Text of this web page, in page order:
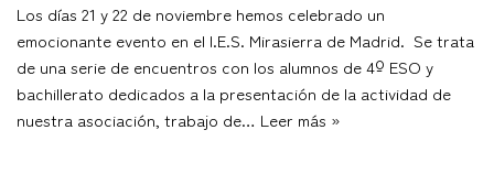
Los días 21 y 22 de noviembre hemos celebrado un
emocionante evento en el I.E.S. Mirasierra de Madrid. Se trata
de una serie de encuentros con los alumnos de 4º ESO y
bachillerato dedicados a la presentación de la actividad de
nuestra asociación, trabajo de… Leer más »